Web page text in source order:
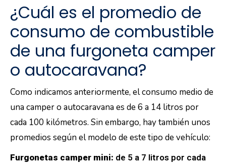
¿Cuál es el promedio de
consumo de combustible
de una furgoneta camper
o autocaravana?
Como indicamos anteriormente, el consumo medio de
una camper o autocaravana es de 6 a 14 litros por
cada 100 kilómetros. Sin embargo, hay también unos
promedios según el modelo de este tipo de vehículo:
Furgonetas camper mini: de 5 a 7 litros por cada